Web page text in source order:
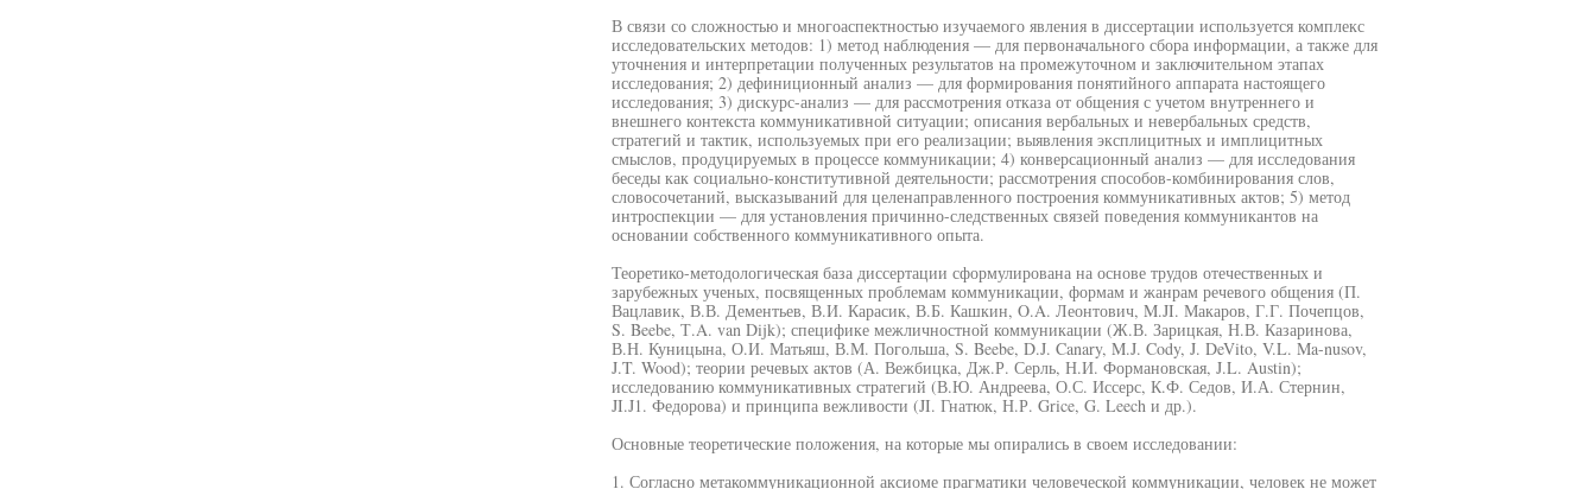
В связи со сложностью и многоаспектностью изучаемого явления в диссертации используется комплекс
исследовательских методов: 1) метод наблюдения — для первоначального сбора информации, а также для
уточнения и интерпретации полученных результатов на промежуточном и заключительном этапах
исследования; 2) дефиниционный анализ — для формирования понятийного аппарата настоящего
исследования; 3) дискурс-анализ — для рассмотрения отказа от общения с учетом внутреннего и
внешнего контекста коммуникативной ситуации; описания вербальных и невербальных средств,
стратегий и тактик, используемых при его реализации; выявления эксплицитных и имплицитных
смыслов, продуцируемых в процессе коммуникации; 4) конверсационный анализ — для исследования
беседы как социально-конститутивной деятельности; рассмотрения способов-комбинирования слов,
словосочетаний, высказываний для целенаправленного построения коммуникативных актов; 5) метод
интроспекции — для установления причинно-следственных связей поведения коммуникантов на
основании собственного коммуникативного опыта.
Теоретико-методологическая база диссертации сформулирована на основе трудов отечественных и
зарубежных ученых, посвященных проблемам коммуникации, формам и жанрам речевого общения (П.
Вацлавик, В.В. Дементьев, В.И. Карасик, В.Б. Кашкин, O.A. Леонтович, M.JI. Макаров, Г.Г. Почепцов,
S. Beebe, Т.A. van Dijk); специфике межличностной коммуникации (Ж.В. Зарицкая, Н.В. Казаринова,
В.Н. Куницына, О.И. Матьяш, В.М. Погольша, S. Beebe, D.J. Canary, M.J. Cody, J. DeVito, V.L. Ma-nusov,
J.T. Wood); теории речевых актов (А. Вежбицка, Дж.Р. Серль, Н.И. Формановская, J.L. Austin);
исследованию коммуникативных стратегий (В.Ю. Андреева, О.С. Иссерс, К.Ф. Седов, И.А. Стернин,
JI.J1. Федорова) и принципа вежливости (JI. Гнатюк, Н.Р. Grice, G. Leech и др.).
Основные теоретические положения, на которые мы опирались в своем исследовании:
1. Согласно метакоммуникационной аксиоме прагматики человеческой коммуникации, человек не может